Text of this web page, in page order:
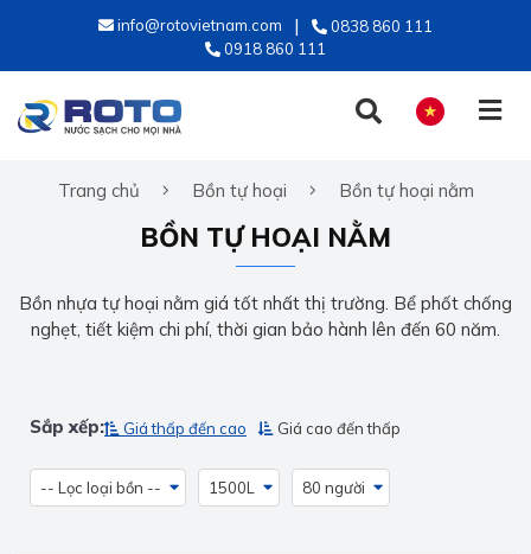
info@rotovietnam.com
0838 860 111
0918 860 111
TIẾNG VIỆT
Trang chủ Bồn tự hoại Bồn tự hoại nằm
BỒN TỰ HOẠI NẰM
Bồn nhựa tự hoại nằm giá tốt nhất thị trường. Bể phốt chống
nghẹt, tiết kiệm chi phí, thời gian bảo hành lên đến 60 năm.
Sắp xếp: Giá thấp đến cao Giá cao đến thấp
-- Lọc loại bồn -- 1500L 80 người